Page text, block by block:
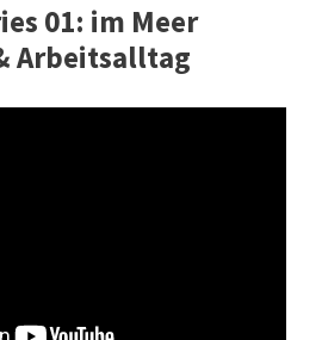
01: im Meer
Arbeitsalltag